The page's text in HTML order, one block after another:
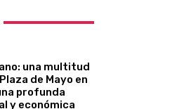
una multitud
de Mayo en
profunda
y económica